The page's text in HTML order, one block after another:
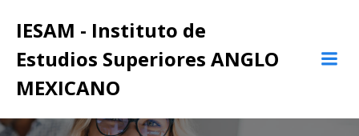
al
IESAM - Instituto de
Estudios Superiores ANGLO
MEXICANO